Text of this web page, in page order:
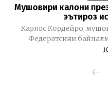
Мушовири калони
эътироз
Карлос Кордейро,
Федератсияи